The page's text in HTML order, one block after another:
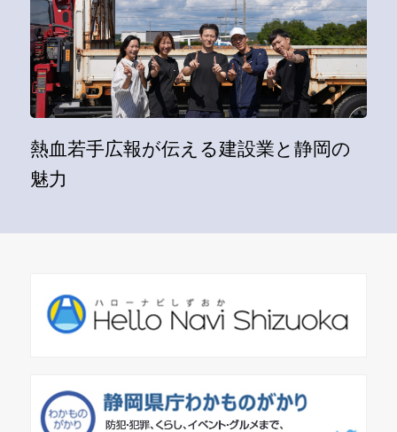
熱血若手広報が伝える建設業と静岡の
魅力